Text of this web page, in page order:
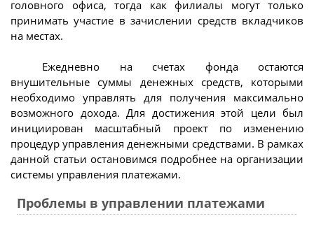
головного офиса, тогда как филиалы могут только
принимать участие в зачислении средств вкладчиков
на местах.
Ежедневно на счетах фонда остаются
внушительные суммы денежных средств, которыми
необходимо управлять для получения максимально
возможного дохода. Для достижения этой цели был
инициирован масштабный проект по изменению
процедур управления денежными средствами. В рамках
данной статьи остановимся подробнее на организации
системы управления платежами.
Проблемы в управлении платежами